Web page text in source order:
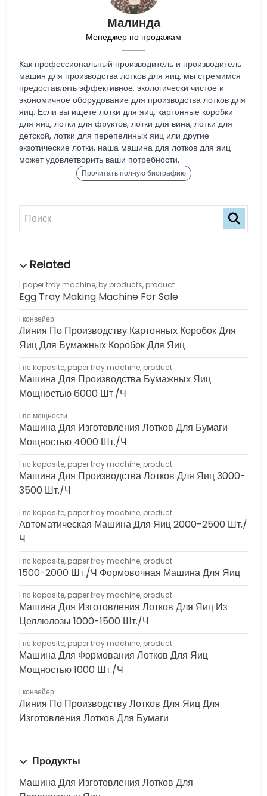
Малинда
Менеджер по продажам
Как профессиональный производитель и производитель
машин для производства лотков для яиц, мы стремимся
предоставлять эффективное, экологически чистое и
экономичное оборудование для производства лотков для
яиц. Если вы ищете лотки для яиц, картонные коробки
для яиц, лотки для фруктов, лотки для вина, лотки для
детской, лотки для перепелиных яиц или другие
экзотические лотки, наша машина для лотков для яиц
может удовлетворить ваши потребности.
Прочитать полную биографию
paper tray machine, by products, product
Egg Tray Making Machine For Sale
конвейер
Линия По Производству Картонных Коробок Для
Яиц Для Бумажных Коробок Для Яиц
по kapasite, paper tray machine, product
Машина Для Производства Бумажных Яиц
Мощностью 6000 Шт./ч
по мощности
Машина Для Изготовления Лотков Для Бумаги
Мощностью 4000 Шт./ч
по kapasite, paper tray machine, product
Машина Для Производства Лотков Для Яиц 3000-
3500 Шт./ч
по kapasite, paper tray machine, product
Автоматическая Машина Для Яиц 2000-2500 Шт./
Ч
по kapasite, paper tray machine, product
1500-2000 Шт./ч Формовочная Машина Для Яиц
по kapasite, paper tray machine, product
Машина Для Изготовления Лотков Для Яиц Из
Целлюлозы 1000-1500 Шт./ч
по kapasite, paper tray machine, product
Машина Для Формования Лотков Для Яиц
Мощностью 1000 Шт./ч
конвейер
Линия По Производству Лотков Для Яиц Для
Изготовления Лотков Для Бумаги
Продукты
Машина Для Изготовления Лотков Для